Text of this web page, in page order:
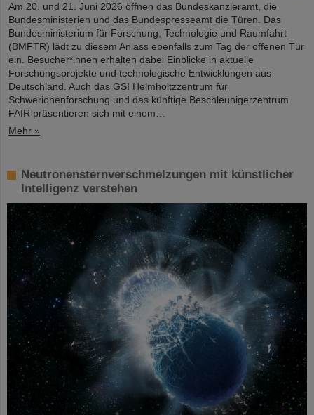
Am 20. und 21. Juni 2026 öffnen das Bundeskanzleramt, die
Bundesministerien und das Bundespresseamt die Türen. Das
Bundesministerium für Forschung, Technologie und Raumfahrt
(BMFTR) lädt zu diesem Anlass ebenfalls zum Tag der offenen Tür
ein. Besucher*innen erhalten dabei Einblicke in aktuelle
Forschungsprojekte und technologische Entwicklungen aus
Deutschland. Auch das GSI Helmholtzzentrum für
Schwerionenforschung und das künftige Beschleunigerzentrum
FAIR präsentieren sich mit einem…
Mehr »
Neutronensternverschmelzungen mit künstlicher
Intelligenz verstehen